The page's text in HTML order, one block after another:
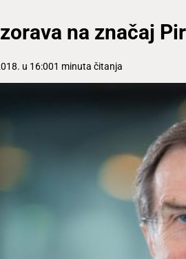
na značaj
u 16:001 minuta čitanja